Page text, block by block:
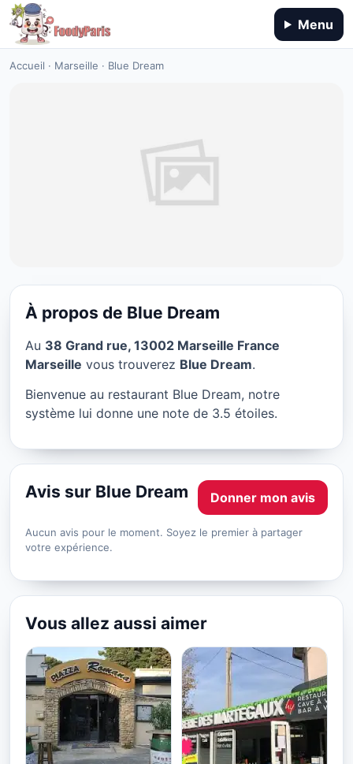
Menu
Accueil · Marseille · Blue Dream
Blue Dream à Marseille
À propos de Blue Dream
Au 38 Grand rue, 13002 Marseille France
Marseille vous trouverez Blue Dream.
Bienvenue au restaurant Blue Dream, notre
système lui donne une note de 3.5 étoiles.
Avis sur Blue Dream Donner mon avis
Aucun avis pour le moment. Soyez le premier à partager
votre expérience.
Vous allez aussi aimer